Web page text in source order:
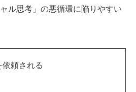
ル思考」の悪循環に陥りやすい
頼される